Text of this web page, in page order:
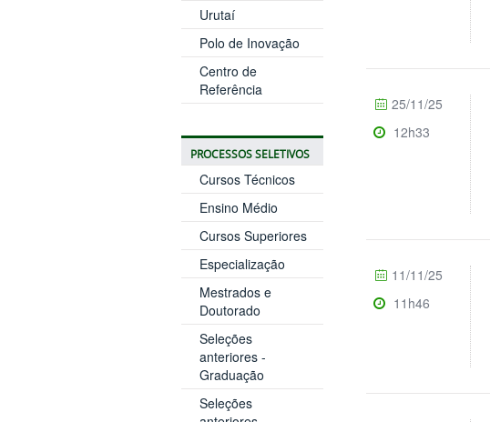
Urutaí
Polo de Inovação
Centro de
Referência
PROCESSOS SELETIVOS
Cursos Técnicos
Ensino Médio
Cursos Superiores
Especialização
Mestrados e
Doutorado
Seleções
anteriores -
Graduação
Seleções
25/11/25
12h33
11/11/25
11h46